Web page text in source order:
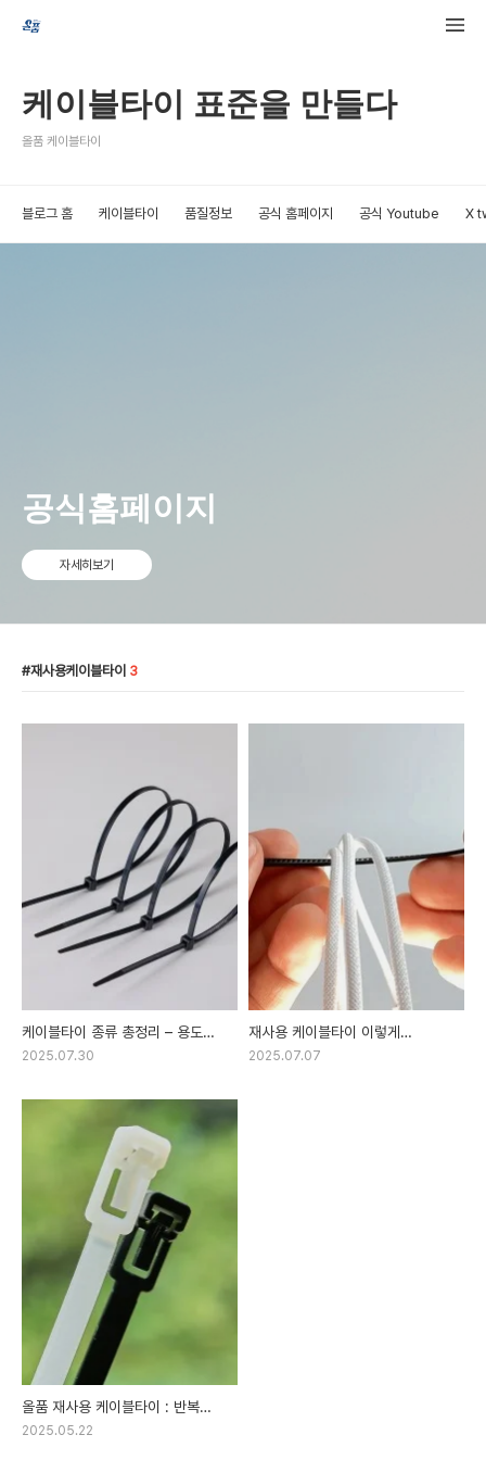
케이블타이 표준을 만들다
올품 케이블타이
블로그 홈 케이블타이 품질정보 공식 홈페이지 공식 Youtube X
공식홈페이지
자세히보기
재사용케이블타이 3
케이블타이 종류 총정리 – 용도에
따라 고르는 똑똑한 선택
2025.07.30
재사용 케이블타이 이렇게
사용합니다.
2025.07.07
올품 재사용 케이블타이 : 반복
사용 가능
2025.05.22